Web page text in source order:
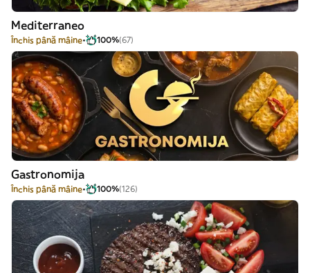
Mediterraneo
Închis până mâine 100%(67)
Gastronomija
Închis până mâine 100%(126)